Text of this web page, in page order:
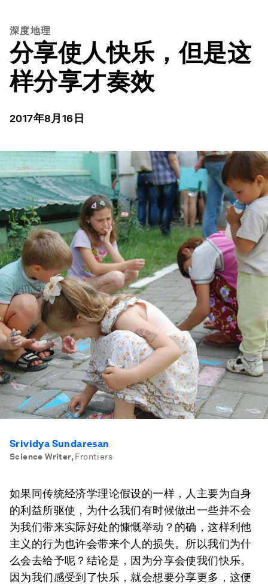
深度地理
分享使人快乐，但是这
样分享才奏效
2017年8月16日
Srividya Sundaresan
Science Writer, Frontiers
如果同传统经济学理论假设的一样，人主要为自身
的利益所驱使，为什么我们有时候做出一些并不会
为我们带来实际好处的慷慨举动？的确，这样利他
主义的行为也许会带来个人的损失。所以我们为什
么会去给予呢？结论是，因为分享会使我们快乐。
因为我们感受到了快乐，就会想要分享更多，这便